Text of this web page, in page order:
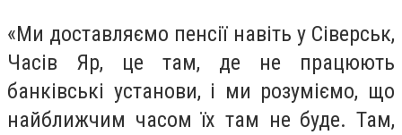
«Ми доставляємо пенсії навіть у Сіверськ,
Часів Яр, це там, де не працюють
банківські установи, і ми розуміємо, що
найближчим часом їх там не буде. Там,